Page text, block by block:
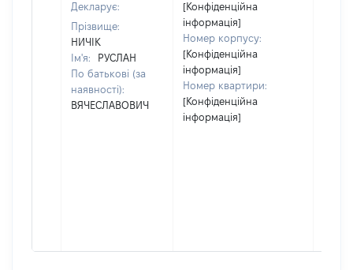
Декларує:
Прізвище:
НИЧІК
Ім'я:
РУСЛАН
По батькові (за
наявності):
ВЯЧЕСЛАВОВИЧ
[Конфіденційна
інформація]
Номер корпусу:
[Конфіденційна
інформація]
Номер квартири:
[Конфіденційна
інформація]